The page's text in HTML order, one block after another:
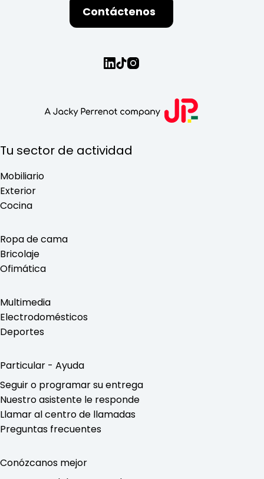
Contáctenos
Tu sector de actividad
Mobiliario
Exterior
Cocina
Ropa de cama
Bricolaje
Ofimática
Multimedia
Electrodomésticos
Deportes
Particular - Ayuda
Seguir o programar su entrega
Nuestro asistente le responde
Llamar al centro de llamadas
Preguntas frecuentes
Conózcanos mejor